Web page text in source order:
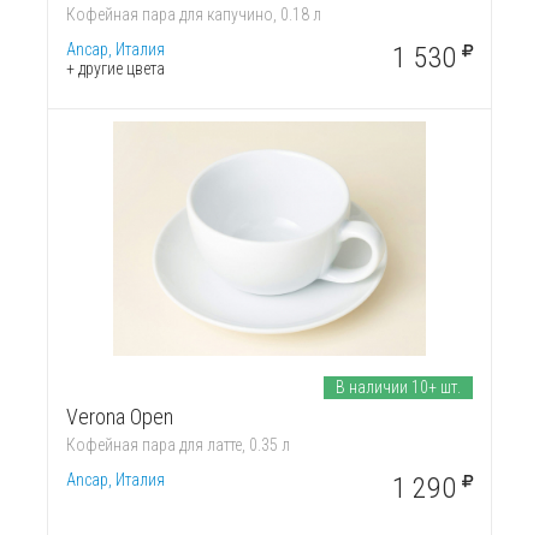
Кофейная пара для капучино, 0.18 л
Ancap, Италия
+ другие цвета
1 530
Verona Open
Кофейная пара для латте, 0.35 л
Ancap, Италия
В наличии 10+ шт.
1 290